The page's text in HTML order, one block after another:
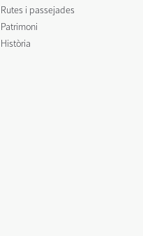
Rutes i passejades
Patrimoni
Història